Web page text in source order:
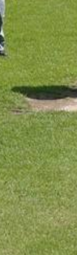
ー（日帰り）
ョン
ぱるむ
宿泊者向け）